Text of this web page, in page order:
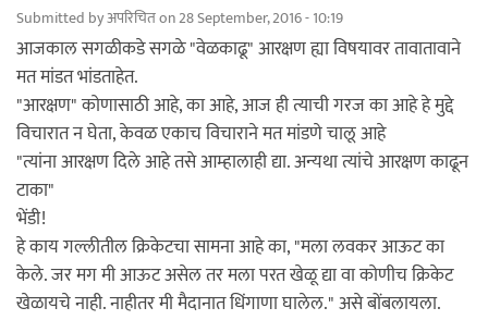
Submitted byअपरिचितon 28 September, 2016 - 10:19
आजकाल सगळीकडे सगळे "वेळकाढू" आरक्षण ह्या विषयावर तावातावाने
मत मांडत भांडताहेत.
"आरक्षण" कोणासाठी आहे, का आहे, आज ही त्याची गरज का आहे हे मुद्दे
विचारात न घेता, केवळ एकाच विचाराने मत मांडणे चालू आहे
"त्यांना आरक्षण दिले आहे तसे आम्हालाही द्या. अन्यथा त्यांचे आरक्षण काढून
टाका"
भेंडी!
हे काय गल्लीतील क्रिकेटचा सामना आहे का, "मला लवकर आऊट का
केले. जर मग मी आऊट असेल तर मला परत खेळू द्या वा कोणीच क्रिकेट
खेळायचे नाही. नाहीतर मी मैदानात धिंगाणा घालेल." असे बोंबलायला.